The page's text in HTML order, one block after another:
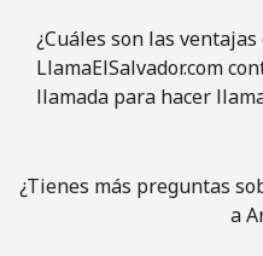
Celular ⁦55.5¢⁩
¿Cuáles son las
LlamaElSalvador.com
llamada para hacer
¿Tienes más preguntas
a